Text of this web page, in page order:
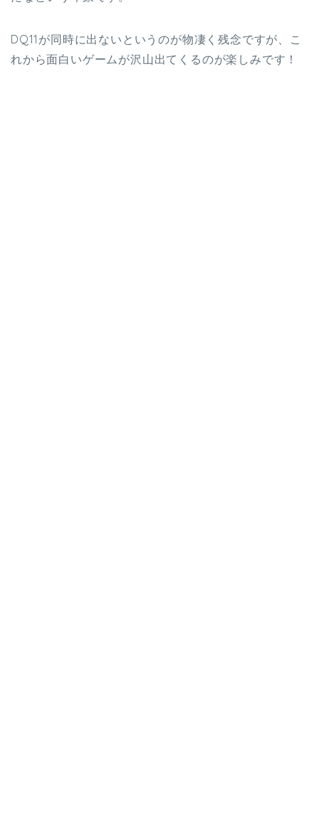
DQ11が同時に出ないというのが物凄く残念ですが、こ
れから面白いゲームが沢山出てくるのが楽しみです！